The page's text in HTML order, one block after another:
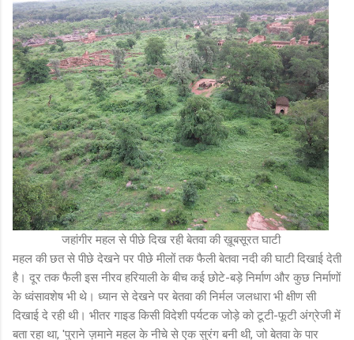
जहांगीर महल से पीछे दिख रही बेतवा की ख़ूबसूरत घाटी
महल की छत से पीछे देखने पर पीछे मीलों तक फैली बेतवा नदी की घाटी दिखाई देती
है। दूर तक फैली इस नीरव हरियाली के बीच कई छोटे-बड़े निर्माण और कुछ निर्माणों
के ध्वंसावशेष भी थे। ध्यान से देखने पर बेतवा की निर्मल जलधारा भी क्षीण सी
दिखाई दे रही थी। भीतर गाइड किसी विदेशी पर्यटक जोड़े को टूटी-फूटी अंग्रेजी में
बता रहा था, 'पुराने ज़माने महल के नीचे से एक सुरंग बनी थी, जो बेतवा के पार